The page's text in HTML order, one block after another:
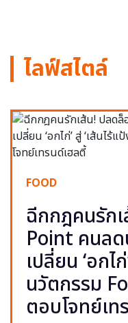
ไลฟ์สไตล์
FOOD
ฉีกกฎคนรัก
Point คนลด
เปลี่ยน ‘อกไ
นวัตกรรม
ตอบโจทย์เท